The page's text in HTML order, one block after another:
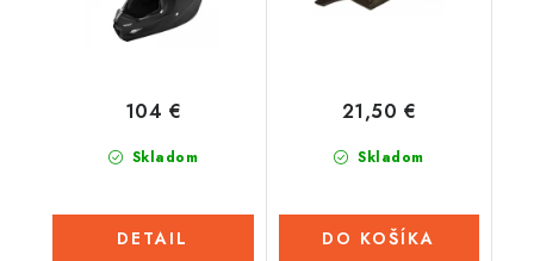
Skladom
104 €
DETAIL
Skladom
21,50 €
DO KOŠÍKA